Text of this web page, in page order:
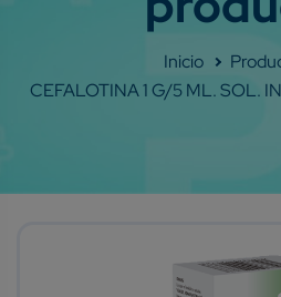
Shop
CEFALOTINA 1 G/5 ML. SOL.